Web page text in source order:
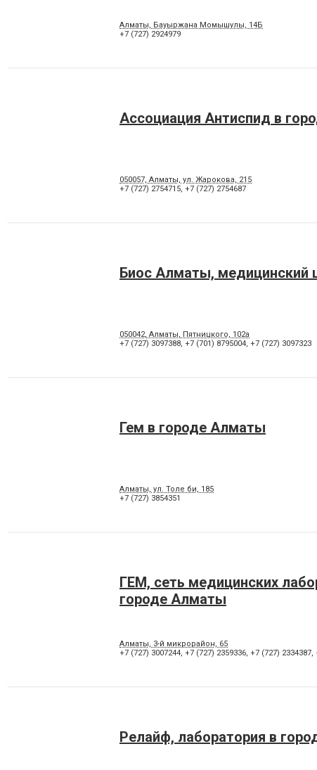
Алматы, Бауыржана Момышулы, 14Б
+7 (727) 2924979
Ассоциация Антиспид в
050057, Алматы, ул. Жарокова, 215
+7 (727) 2754715, +7 (727) 2754687
Биос Алматы, медицинский
050042, Алматы, Пятницкого, 102а
+7 (727) 3097388, +7 (701) 8795004, +7 (727) 3097323
Гем в городе Алматы
Алматы, ул. Толе би, 185
+7 (727) 3854351
ГЕМ, сеть медицинских
городе Алматы
Алматы, 3-й микрорайон, 65
+7 (727) 3007244, +7 (727) 2359336, +7 (727) 2334387,
Релайф, лаборатория в